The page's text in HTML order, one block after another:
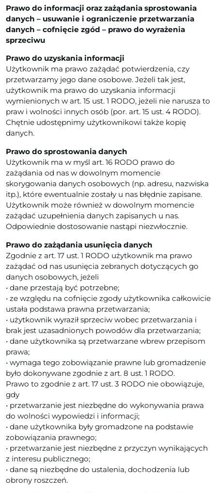
Prawo do informacji oraz zażądania sprostowania
danych – usuwanie i ograniczenie przetwarzania
danych – cofnięcie zgód – prawo do wyrażenia
sprzeciwu
Prawo do uzyskania informacji
Użytkownik ma prawo zażądać potwierdzenia, czy
przetwarzamy jego dane osobowe. Jeżeli tak jest,
użytkownik ma prawo do uzyskania informacji
wymienionych w art. 15 ust. 1 RODO, jeżeli nie narusza to
praw i wolności innych osób (por. art. 15 ust. 4 RODO).
Chętnie udostępnimy użytkownikowi także kopię
danych.
Prawo do sprostowania danych
Użytkownik ma w myśl art. 16 RODO prawo do
zażądania od nas w dowolnym momencie
skorygowania danych osobowych (np. adresu, nazwiska
itp.), które ewentualnie zostały u nas błędnie zapisane.
Użytkownik może również w dowolnym momencie
zażądać uzupełnienia danych zapisanych u nas.
Odpowiednie dostosowanie nastąpi niezwłocznie.
Prawo do zażądania usunięcia danych
Zgodnie z art. 17 ust. 1 RODO użytkownik ma prawo
zażądać od nas usunięcia zebranych dotyczących go
danych osobowych, jeżeli
• dane przestają być potrzebne;
• ze względu na cofnięcie zgody użytkownika całkowicie
ustała podstawa prawna przetwarzania;
• użytkownik wyraził sprzeciw wobec przetwarzania i
brak jest uzasadnionych powodów dla przetwarzania;
• dane użytkownika są przetwarzane wbrew przepisom
prawa;
• wymaga tego zobowiązanie prawne lub gromadzenie
było dokonywane zgodnie z art. 8 ust. 1 RODO.
Prawo to zgodnie z art. 17 ust. 3 RODO nie obowiązuje,
gdy
• przetwarzanie jest niezbędne do wykonywania prawa
do wolności wypowiedzi i informacji;
• dane użytkownika były gromadzone na podstawie
zobowiązania prawnego;
• przetwarzanie jest niezbędne z przyczyn wynikających
z interesu publicznego;
• dane są niezbędne do ustalenia, dochodzenia lub
obrony roszczeń.